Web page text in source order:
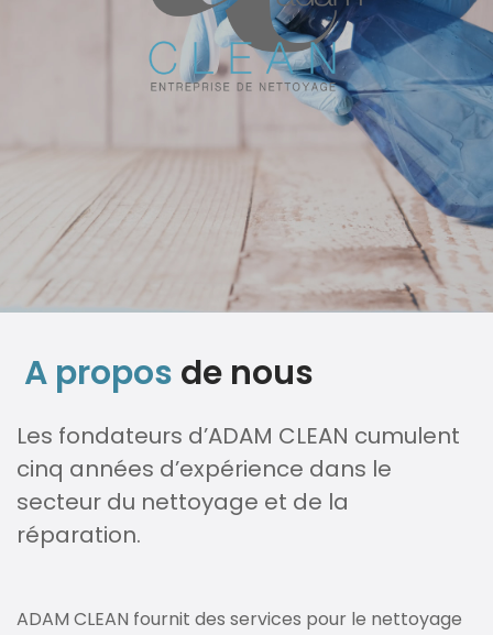
A propos de nous
Les fondateurs d’ADAM CLEAN cumulent
cinq années d’expérience dans le
secteur du nettoyage et de la
réparation.
ADAM CLEAN fournit des services pour le nettoyage